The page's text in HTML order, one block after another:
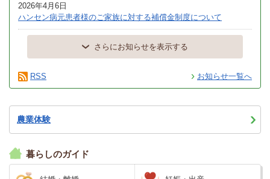
2026年4月6日
ハンセン病元患者様のご家族に対する補償金制度について
さらにお知らせを表示する
RSS お知らせ一覧へ
農業体験
暮らしのガイド